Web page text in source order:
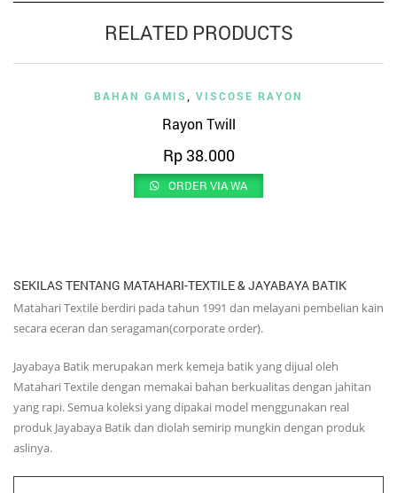
RELATED PRODUCTS
BAHAN GAMIS, VISCOSE RAYON
Rayon Twill
Rp38.000
ORDER VIA WA
SEKILAS TENTANG MATAHARI-TEXTILE & JAYABAYA BATIK
Matahari Textile berdiri pada tahun 1991 dan melayani pembelian kain
secara eceran dan seragaman(corporate order).
Jayabaya Batik merupakan merk kemeja batik yang dijual oleh
Matahari Textile dengan memakai bahan berkualitas dengan jahitan
yang rapi. Semua koleksi yang dipakai model menggunakan real
produk Jayabaya Batik dan diolah semirip mungkin dengan produk
aslinya.